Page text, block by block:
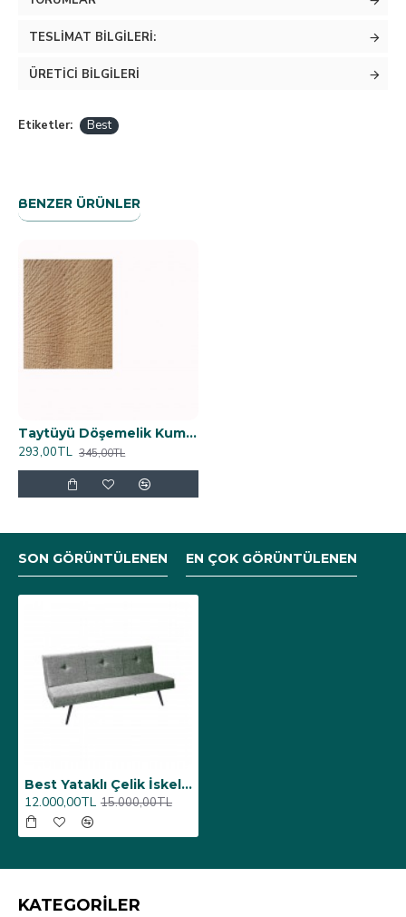
TESLIMAT BILGILERI:
ÜRETICI BILGILERI
Etiketler: Best
BENZER ÜRÜNLER
Taytüyü Döşemelik Kumaş
293,00TL 345,00TL
SON GÖRÜNTÜLENEN EN ÇOK GÖRÜNTÜLENEN
Best Yataklı Çelik İskelet Sünger Kanepe (Keten Kumaş) - Koyu Gri
12.000,00TL 15.000,00TL
KATEGORİLER